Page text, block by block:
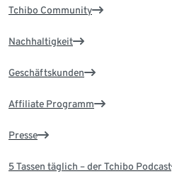
Tchibo Community
Nachhaltigkeit
Geschäftskunden
Affiliate Programm
Presse
5 Tassen täglich – der Tchibo Podcast